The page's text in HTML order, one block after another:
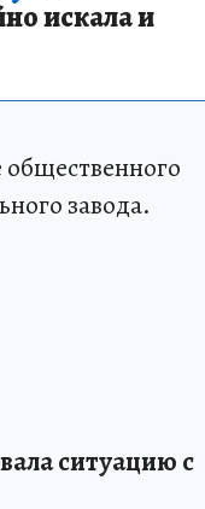
искала и
завода.
ситуацию с